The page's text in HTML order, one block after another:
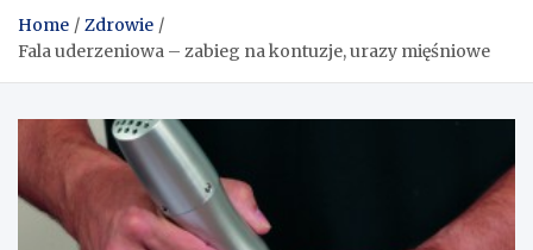
Home
Zdrowie
Fala uderzeniowa – zabieg na kontuzje, urazy mięśniowe